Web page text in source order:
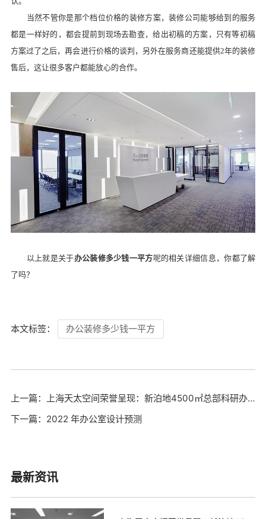
当然不管你是那个档位价格的装修方案，装修公司能够给到的服务
都是一样好的，都会提前到现场去勘查，给出初稿的方案，只有等初稿
方案过了之后，再会进行价格的谈判，另外在服务商还能提供2年的装修
售后，这让很多客户都能放心的合作。
以上就是关于办公装修多少钱一平方呢的相关详细信息，你都了解
了吗？
本文标签： 办公装修多少钱一平方
上一篇：上海天太空间荣誉呈现：新泊地4500㎡总部科研办公一体化空间圆满交付
下一篇：2022 年办公室设计预测
最新资讯